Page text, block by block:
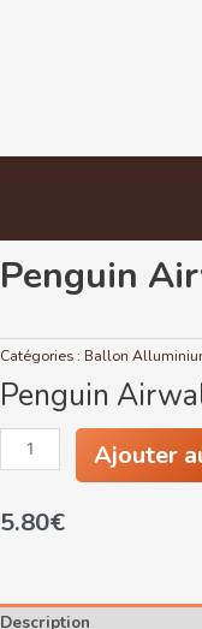
Penguin
Catégories : Ballon
Penguin
quantité
Penguin
-
Ajouter
5.80€
Description